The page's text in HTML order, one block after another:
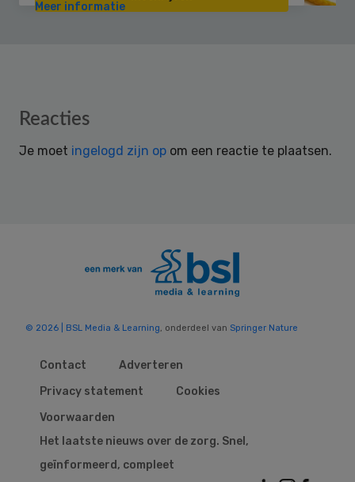
Meer informatie
Reader
Reacties
Je moet ingelogd zijn op om een reactie te plaatsen.
© 2026 | BSL Media & Learning, onderdeel van Springer Nature
Contact
Adverteren
Privacy statement
Cookies
Voorwaarden
Het laatste nieuws over de zorg. Snel,
geïnformeerd, compleet